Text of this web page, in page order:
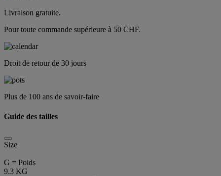
Livraison gratuite.
Pour toute commande supérieure à 50 CHF.
Droit de retour de 30 jours
Plus de 100 ans de savoir-faire
Guide des tailles
Size
G = Poids
9.3 KG